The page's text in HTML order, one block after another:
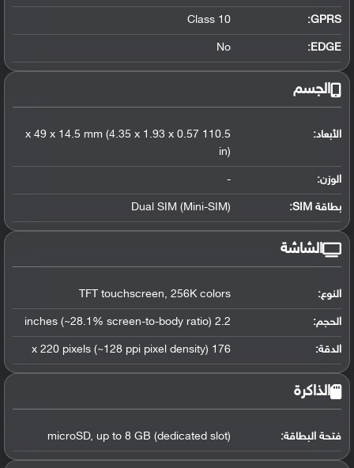
GPRS:
Class 10
EDGE:
No
الجسم
الأبعاد:
110.5 x 49 x 14.5 mm (4.35 x 1.93 x 0.57
in)
الوزن: -
بطاقة SIM: Dual SIM (Mini-SIM)
الشاشة
النوع: TFT touchscreen, 256K colors
الحجم: 2.2 inches (~28.1% screen-to-body ratio)
الدقة: 176 x 220 pixels (~128 ppi pixel density)
الذاكرة
فتحة البطاقة: microSD, up to 8 GB (dedicated slot)